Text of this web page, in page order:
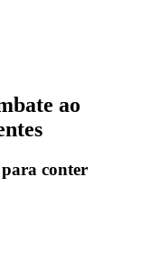
ao
conter